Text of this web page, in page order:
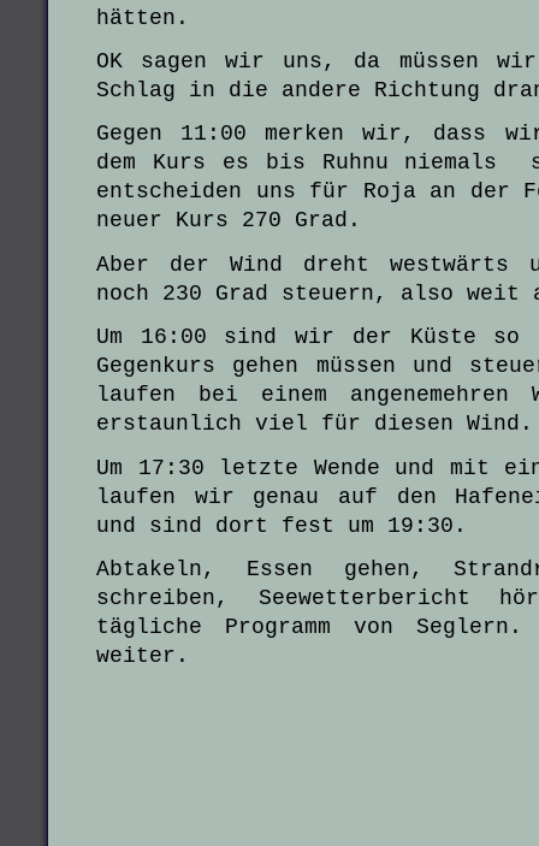
hätten.
OK sagen wir uns, da müssen
Schlag in die andere Richtung
Gegen 11:00 merken wir, dass
dem Kurs es bis Ruhnu niemals
entscheiden uns für Roja an der
neuer Kurs 270 Grad.
Aber der Wind dreht westwärts
noch 230 Grad steuern, also weit
Um 16:00 sind wir der Küste so
Gegenkurs gehen müssen und
laufen bei einem angenemehren
erstaunlich viel für diesen Wind.
Um 17:30 letzte Wende und mit
laufen wir genau auf den
und sind dort fest um 19:30.
Abtakeln, Essen gehen,
schreiben,
tägliche Programm von
weiter.